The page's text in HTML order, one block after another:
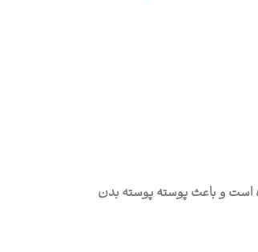
است و باعث پوسته پوسته بدن